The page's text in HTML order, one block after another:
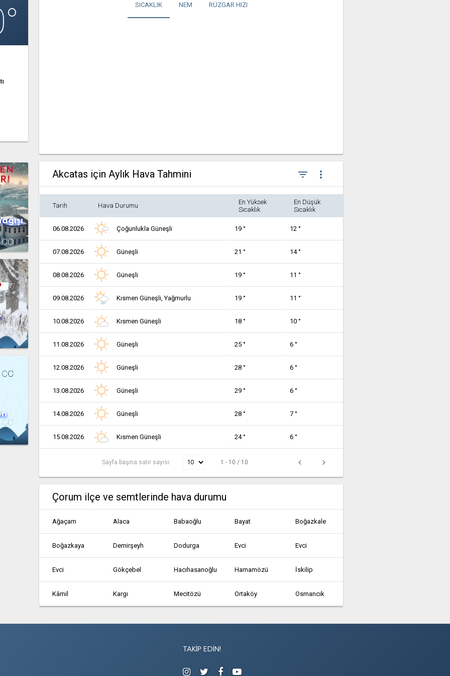
SICAKLIK NEM RÜZGAR HIZI
Akcatas için Aylık Hava Tahmini filter_list more_vert
Tarih Hava Durumu
En Yüksek
Sıcaklık
En Düşük
Sıcaklık
06.08.2026 Çoğunlukla Güneşli 19 ° 12 °
07.08.2026 Güneşli 21 ° 14 °
08.08.2026 Güneşli 19 ° 11 °
09.08.2026 Kısmen Güneşli, Yağmurlu 19 ° 11 °
10.08.2026 Kısmen Güneşli 18 ° 10 °
11.08.2026 Güneşli 25 ° 6 °
12.08.2026 Güneşli 28 ° 6 °
13.08.2026 Güneşli 29 ° 6 °
14.08.2026 Güneşli 28 ° 7 °
15.08.2026 Kısmen Güneşli 24 ° 6 °
Sayfa başına satır sayısı: 1 - 10 / 10
Çorum ilçe ve semtlerinde hava durumu
Ağaçam Alaca Babaoğlu Bayat Boğazkale
Boğazkaya Demirşeyh Dodurga Evci Evci
Evci Gökçebel Hacıhasanoğlu Hamamözü İskilip
Kâmil Kargı Mecitözü Ortaköy Osmancık
Akcali
TAKIP EDIN!